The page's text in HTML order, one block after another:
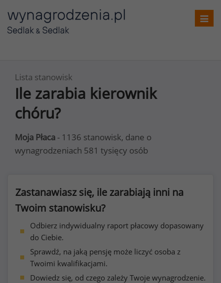
Lista stanowisk
Ile zarabia kierownik
chóru?
Moja Płaca - 1136 stanowisk, dane o
wynagrodzeniach 581 tysięcy osób
Zastanawiasz się, ile zarabiają inni na
Twoim stanowisku?
Odbierz indywidualny raport płacowy dopasowany
do Ciebie.
Sprawdź, na jaką pensję może liczyć osoba z
Twoimi kwalifikacjami.
Dowiedz się, od czego zależy Twoje wynagrodzenie.